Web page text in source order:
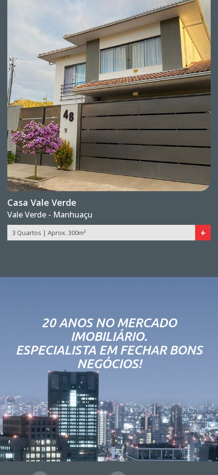
Casa Vale Verde
Vale Verde - Manhuaçu
3 Quartos | Aprox. 300m² +
20 ANOS NO MERCADO
IMOBILIÁRIO.
ESPECIALISTA EM FECHAR BONS
NEGÓCIOS!